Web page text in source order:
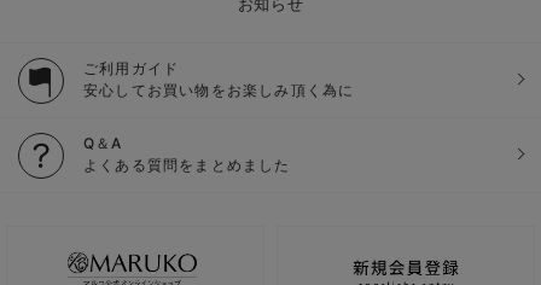
ご利用ガイド
安心してお買い物をお楽しみ頂く為に
Q＆A
よくある質問をまとめました